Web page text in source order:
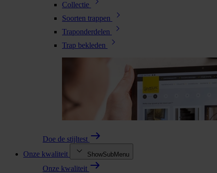
Collectie
Soorten trappen
Traponderdelen
Trap bekleden
Doe de stijltest
Onze kwaliteit
ShowSubMenu
Onze kwaliteit